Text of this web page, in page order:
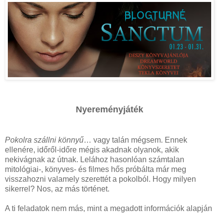
Nyereményjáték
Pokolra szállni könnyű… vagy talán mégsem. Ennek
ellenére, időről-időre mégis akadnak olyanok, akik
nekivágnak az útnak. Lelához hasonlóan számtalan
mitológiai-, könyves- és filmes hős próbálta már meg
visszahozni valamely szerettét a pokolból. Hogy milyen
sikerrel? Nos, az más történet.
A ti feladatok nem más, mint a megadott információk alapján